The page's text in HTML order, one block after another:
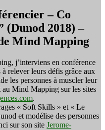
– Co
(Dunod 2018) –
Mind Mapping
j’interviens en conférence
relever leurs défis grâce aux
les personnes à muscler leur
au Mind Mapping sur les sites
.
« Soft Skills » et « Le
et modélise des personnes
sur son site Jerome-